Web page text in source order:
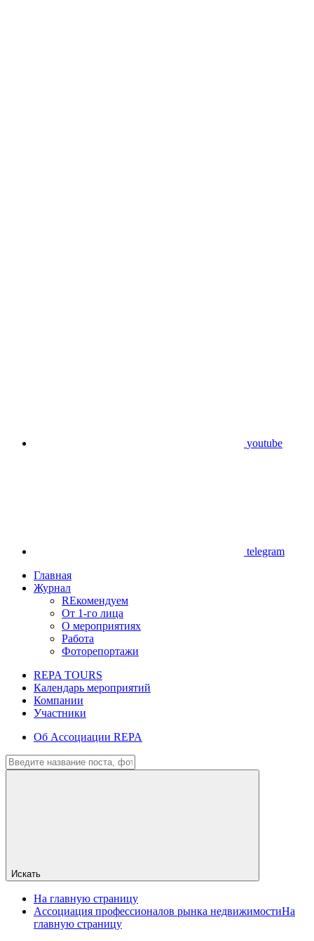
youtube
telegram
Главная
Журнал
REкомендуем
От 1-го лица
О мероприятиях
Работа
Фоторепортажи
REPA TOURS
Календарь мероприятий
Компании
Участники
Об Ассоциации REPA
Искать
На главную страницу
Ассоциация профессионалов рынка недвижимостиНа
главную страницу